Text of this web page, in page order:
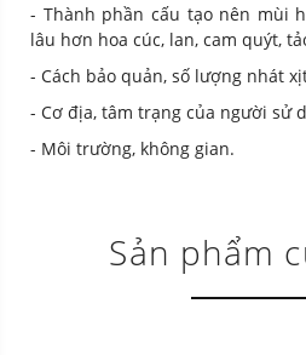
- Thành phần cấu tạo nên mùi
lâu hơn hoa cúc, lan, cam quýt,
- Cách bảo quản, số lượng nhát
- Cơ địa, tâm trạng của người sử
- Môi trường, không gian.
Sản phẩm